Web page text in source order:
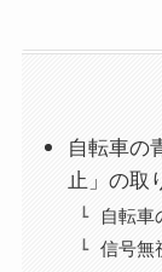
自転車の
止」の取
自転車
信号無